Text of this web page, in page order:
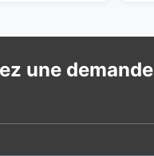
une demande